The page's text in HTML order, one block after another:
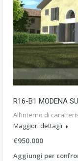
R16-B1 MODENA
All’interno di
Maggiori dettagli
€950.000
Aggiungi per